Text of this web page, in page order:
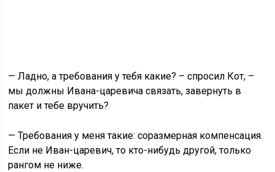
— Ладно, а требования у тебя какие? – спросил Кот, –
мы должны Ивана-царевича связать, завернуть в
пакет и тебе вручить?
— Требования у меня такие: соразмерная компенсация.
Если не Иван-царевич, то кто-нибудь другой, только
рангом не ниже.